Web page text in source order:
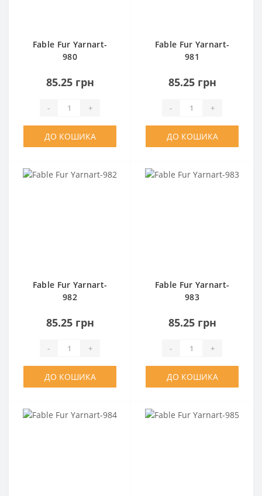
Fable Fur Yarnart-
980
85.25 грн
- +
ДО КОШИКА
Fable Fur Yarnart-
981
85.25 грн
- +
ДО КОШИКА
Fable Fur Yarnart-
982
85.25 грн
- +
ДО КОШИКА
Fable Fur Yarnart-
983
85.25 грн
- +
ДО КОШИКА